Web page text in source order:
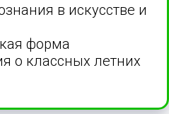
в искусстве и
форма
о классных летних